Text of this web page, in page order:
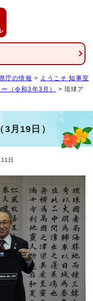
県庁の情報 > ようこそ 知事室
（令和3年3月）
> 琉球ア
月19日）
日